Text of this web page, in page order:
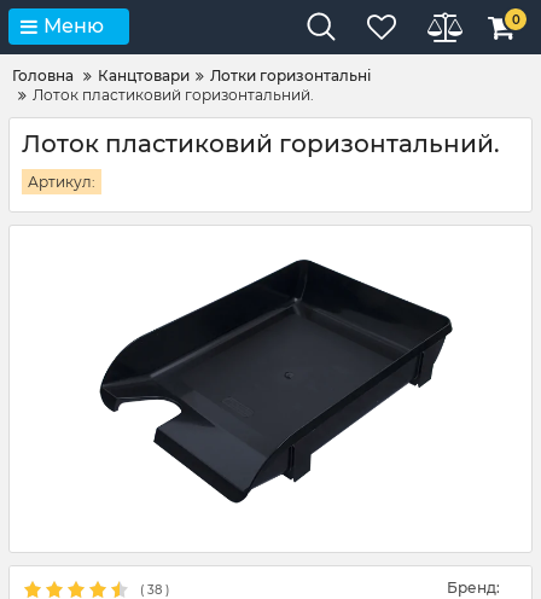
Меню 0
Головна Канцтовари
Лотки горизонтальні
Лоток пластиковий горизонтальний.
Лоток пластиковий горизонтальний.
Артикул:
( 38 ) Бренд: